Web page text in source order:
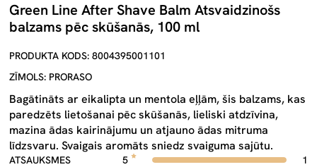
Green Line After Shave Balm Atsvaidzinošs
balzams pēc skūšanās, 100 ml
PRODUKTA KODS: 8004395001101
ZĪMOLS: PRORASO
Bagātināts ar eikalipta un mentola eļļām, šis balzams, kas
paredzēts lietošanai pēc skūšanās, lieliski atdzīvina,
mazina ādas kairinājumu un atjauno ādas mitruma
līdzsvaru. Svaigais aromāts sniedz svaiguma sajūtu.
ATSAUKSMES 5
1